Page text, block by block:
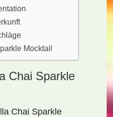
Mocktail
Chai Sparkle
Chai Sparkle